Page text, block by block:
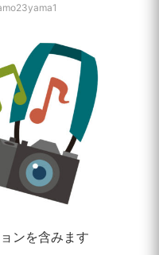
ンを含みます